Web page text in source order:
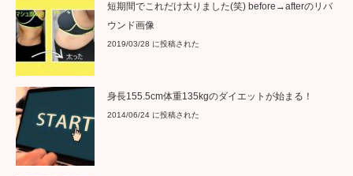
短期間でこれだけ太りました(笑) before→afterのリバ
ウンド画像
2019/03/28 に投稿された
身長155.5cm体重135kgのダイエットが始まる！
2014/06/24 に投稿された